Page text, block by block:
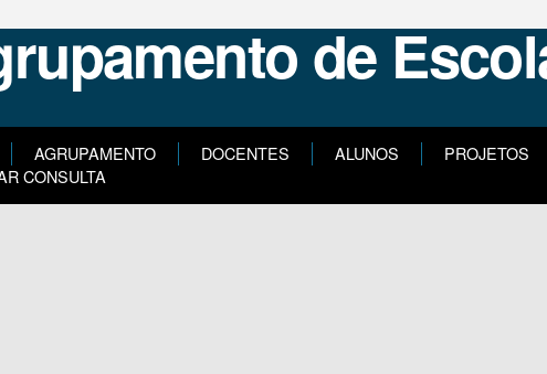
AGRUPAMENTO DOCENTES ALUNOS PROJETOS